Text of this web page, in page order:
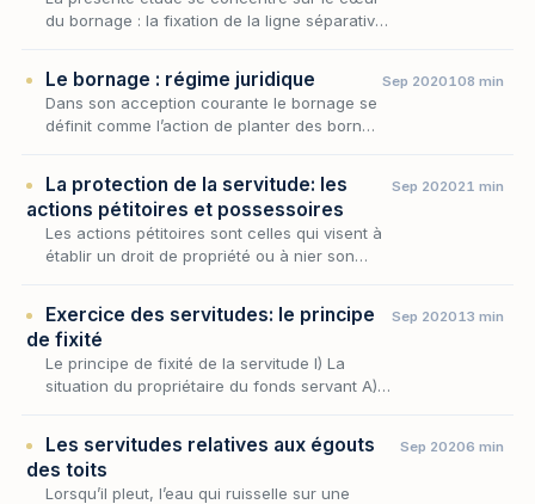
du bornage : la fixation de la ligne séparative,
Le bornage : régime juridique
Dans son acception courante le bornage se
définit comme l’action de planter des bornes
Sep 2020108 min
La protection de la servitude: les
actions pétitoires et possessoires
Les actions pétitoires sont celles qui visent à
établir un droit de propriété ou à nier son
Sep 202021 min
Exercice des servitudes: le principe
de fixité
Le principe de fixité de la servitude I) La
situation du propriétaire du fonds servant A)
P…
Sep 202013 min
Les servitudes relatives aux égouts
des toits
Lorsqu’il pleut, l’eau qui ruisselle sur une
Sep 20206 min